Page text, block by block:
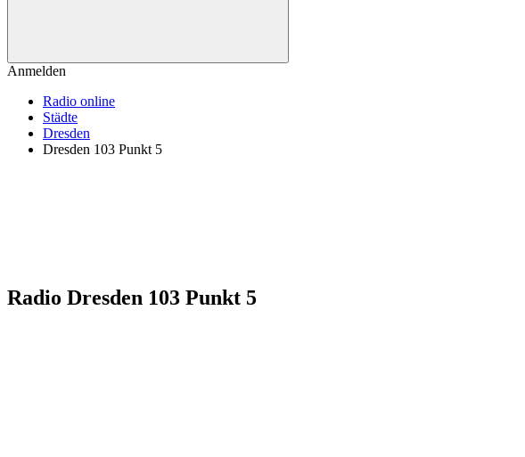
Anmelden
Radio online
Städte
Dresden
Dresden 103 Punkt 5
Radio Dresden 103 Punkt 5